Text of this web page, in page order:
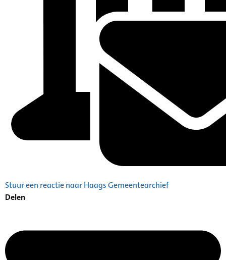
Stuur een reactie naar Haags Gemeentearchief
Delen